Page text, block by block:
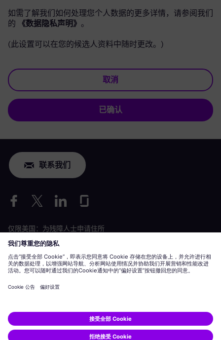
如需了解我们如何处理您个人数据的更多详情，请参阅我们
的
《数据隐私声明》 。
(此设置可以在您的候选人资料中随时更改。)
取消
已确认
联系我们
仅限美国：为残障人士申请住所
劳工情况申请
Siemens Energy 是由 Siemens AG 授权的商标。